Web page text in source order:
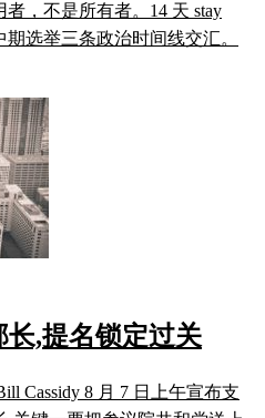
，不是所有者。14 天 stay
选举三条政治时间线交汇。
长,提名锁定过关
Cassidy 8 月 7 日上午宣布支